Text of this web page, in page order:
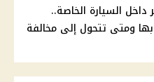
السيارة الخاصة..
ومتى تتحول إلى مخالفة